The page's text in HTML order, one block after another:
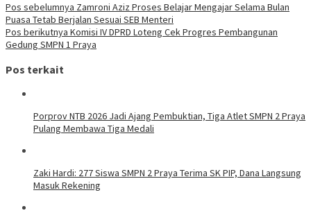
Pos sebelumnya Zamroni Aziz Proses Belajar Mengajar Selama Bulan
Puasa Tetab Berjalan Sesuai SEB Menteri
Pos berikutnya Komisi IV DPRD Loteng Cek Progres Pembangunan
Gedung SMPN 1 Praya
Pos terkait
Porprov NTB 2026 Jadi Ajang Pembuktian, Tiga Atlet SMPN 2 Praya
Pulang Membawa Tiga Medali
Zaki Hardi: 277 Siswa SMPN 2 Praya Terima SK PIP, Dana Langsung
Masuk Rekening